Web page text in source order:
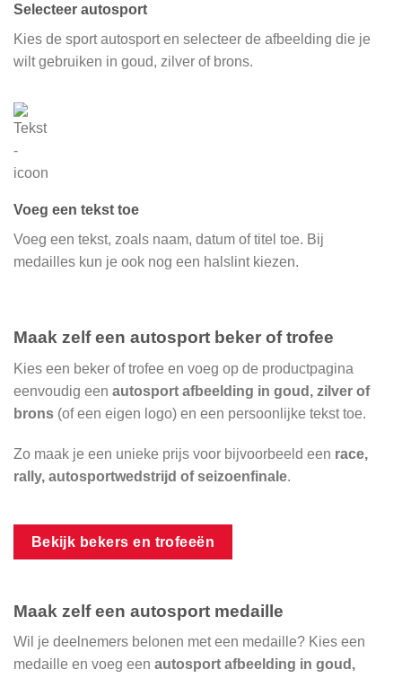
Selecteer autosport
Kies de sport autosport en selecteer de afbeelding die je
wilt gebruiken in goud, zilver of brons.
Voeg een tekst toe
Voeg een tekst, zoals naam, datum of titel toe. Bij
medailles kun je ook nog een halslint kiezen.
Maak zelf een autosport beker of trofee
Kies een beker of trofee en voeg op de productpagina
eenvoudig een autosport afbeelding in goud, zilver of
brons (of een eigen logo) en een persoonlijke tekst toe.
Zo maak je een unieke prijs voor bijvoorbeeld een race,
rally, autosportwedstrijd of seizoenfinale.
Bekijk bekers en trofeeën
Maak zelf een autosport medaille
Wil je deelnemers belonen met een medaille? Kies een
medaille en voeg een autosport afbeelding in goud,